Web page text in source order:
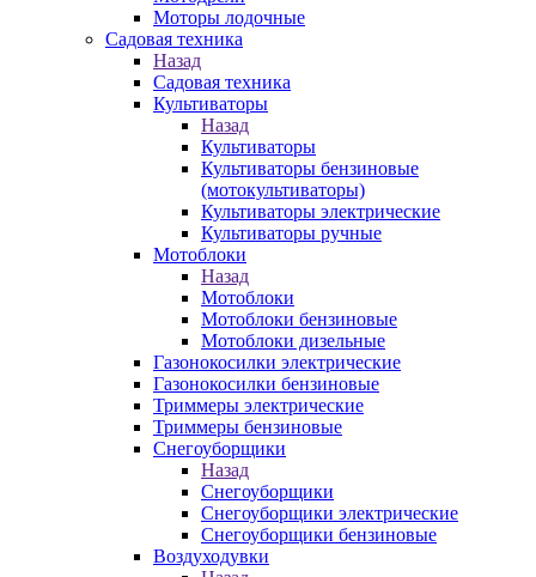
Моторы лодочные
Садовая техника
Назад
Садовая техника
Культиваторы
Назад
Культиваторы
Культиваторы бензиновые
(мотокультиваторы)
Культиваторы электрические
Культиваторы ручные
Мотоблоки
Назад
Мотоблоки
Мотоблоки бензиновые
Мотоблоки дизельные
Газонокосилки электрические
Газонокосилки бензиновые
Триммеры электрические
Триммеры бензиновые
Снегоуборщики
Назад
Снегоуборщики
Снегоуборщики электрические
Снегоуборщики бензиновые
Воздуходувки